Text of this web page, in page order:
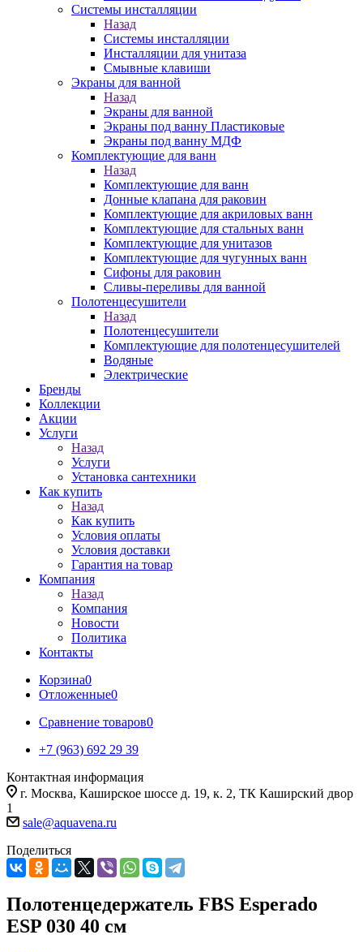
Системы инсталляции
Назад
Системы инсталляции
Инсталляции для унитаза
Смывные клавиши
Экраны для ванной
Назад
Экраны для ванной
Экраны под ванну Пластиковые
Экраны под ванну МДФ
Комплектующие для ванн
Назад
Комплектующие для ванн
Донные клапана для раковин
Комплектующие для акриловых ванн
Комплектующие для стальных ванн
Комплектующие для унитазов
Комплектующие для чугунных ванн
Сифоны для раковин
Сливы-переливы для ванной
Полотенцесушители
Назад
Полотенцесушители
Комплектующие для полотенцесушителей
Водяные
Электрические
Бренды
Коллекции
Акции
Услуги
Назад
Услуги
Установка сантехники
Как купить
Назад
Как купить
Условия оплаты
Условия доставки
Гарантия на товар
Компания
Назад
Компания
Новости
Политика
Контакты
Корзина0
Отложенные0
Сравнение товаров0
+7 (963) 692 29 39
Контактная информация
г. Москва, Каширское шоссе д. 19, к. 2, ТК Каширский двор
1
sale@aquavena.ru
Поделиться
Полотенцедержатель FBS Esperado
ESP 030 40 см